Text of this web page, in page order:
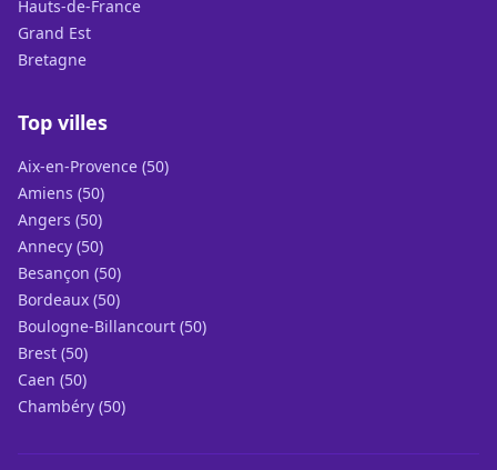
Hauts-de-France
Grand Est
Bretagne
Top villes
Aix-en-Provence (50)
Amiens (50)
Angers (50)
Annecy (50)
Besançon (50)
Bordeaux (50)
Boulogne-Billancourt (50)
Brest (50)
Caen (50)
Chambéry (50)